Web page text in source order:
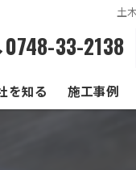
土
0748-33-2138
を知る 施工事例